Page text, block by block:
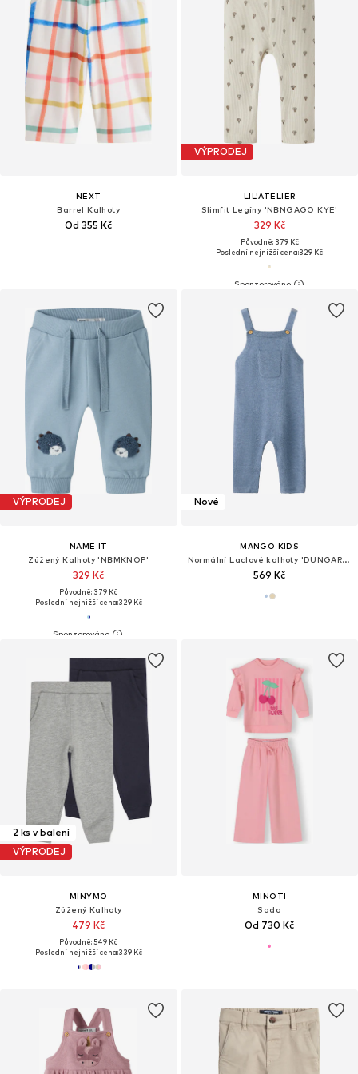
NEXT
Barrel Kalhoty
Od 355 Kč
VÝPRODEJ
LIL'ATELIER
Slimfit Legíny 'NBNGAGO KYE'
329 Kč
Původně: 379 Kč
Poslední nejnižší cena:329 Kč
VÝPRODEJ
NAME IT
Zúžený Kalhoty 'NBMKNOP'
329 Kč
Původně: 379 Kč
Poslední nejnižší cena:329 Kč
Nové
MANGO KIDS
Normální Laclové kalhoty 'DUNGAREES BREST3'
569 Kč
2 ks v balení
VÝPRODEJ
MINYMO
Zúžený Kalhoty
479 Kč
Původně: 549 Kč
Poslední nejnižší cena:339 Kč
MINOTI
Sada
Od 730 Kč